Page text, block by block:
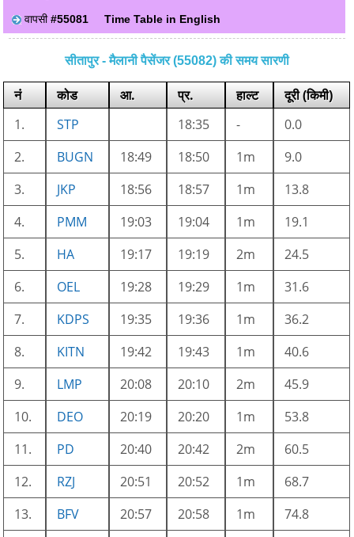
वापसी#55081 Time Table in English
सीतापुर - मैलानी पैसेंजर (55082) की समय सारणी
नं कोड आ. प्र. हाल्ट
दूरी (किमी)
1.
STP 18:35 -
0.0
2.
BUGN 18:49 18:50 1m
9.0
3.
JKP 18:56 18:57 1m
13.8
4.
PMM 19:03 19:04 1m
19.1
5.
HA 19:17 19:19 2m
24.5
6.
OEL 19:28 19:29 1m
31.6
7.
KDPS 19:35 19:36 1m
36.2
8.
KITN 19:42 19:43 1m
40.6
9.
LMP 20:08 20:10 2m
45.9
10.
DEO 20:19 20:20 1m
53.8
11.
PD 20:40 20:42 2m
60.5
12.
RZJ 20:51 20:52 1m
68.7
13.
BFV 20:57 20:58 1m
74.8